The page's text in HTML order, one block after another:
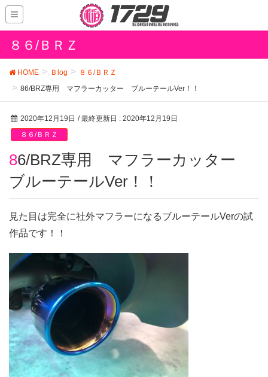
８６/ＢＲＺ
HOME Ｂlog
８６/ＢＲＺ
86/BRZ専用 マフラーカッター ブルーテールVer！！
2020年12月19日 / 最終更新日 : 2020年12月19日
８６/ＢＲＺ
86/BRZ専用 マフラーカッター
ブルーテールVer！！
見た目は完全に社外マフラーになるブルーテールVerの試
作品です！！